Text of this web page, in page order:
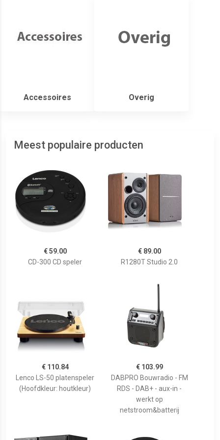
Accessoires Overig
Meest populaire producten
€ 59.00
CD-300 CD speler
€ 89.00
R1280T Studio 2.0
€ 110.84
Lenco LS-50 platenspeler
(Hoofdkleur: houtkleur)
€ 103.99
DABPRO Bouwradio - FM
RDS - DAB+ - aux-in -
werkt op
netstroom&batterij